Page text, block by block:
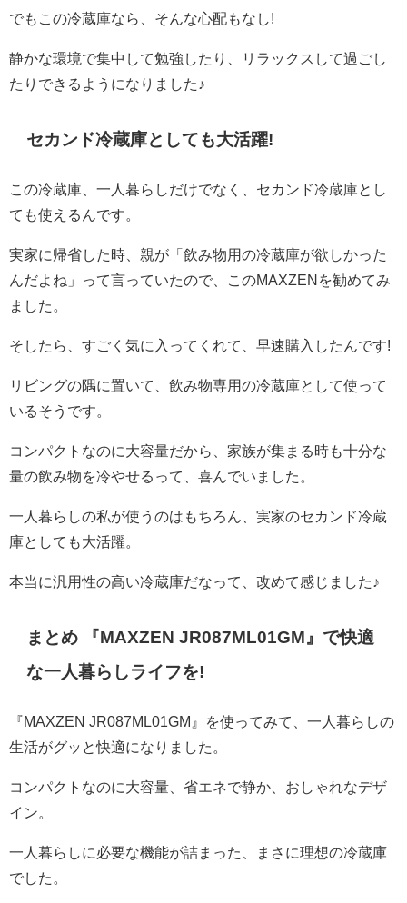
でもこの冷蔵庫なら、そんな心配もなし!
静かな環境で集中して勉強したり、リラックスして過ごし
たりできるようになりました♪
セカンド冷蔵庫としても大活躍!
この冷蔵庫、一人暮らしだけでなく、セカンド冷蔵庫とし
ても使えるんです。
実家に帰省した時、親が「飲み物用の冷蔵庫が欲しかった
んだよね」って言っていたので、このMAXZENを勧めてみ
ました。
そしたら、すごく気に入ってくれて、早速購入したんです!
リビングの隅に置いて、飲み物専用の冷蔵庫として使って
いるそうです。
コンパクトなのに大容量だから、家族が集まる時も十分な
量の飲み物を冷やせるって、喜んでいました。
一人暮らしの私が使うのはもちろん、実家のセカンド冷蔵
庫としても大活躍。
本当に汎用性の高い冷蔵庫だなって、改めて感じました♪
まとめ 『MAXZEN JR087ML01GM』で快適
な一人暮らしライフを!
『MAXZEN JR087ML01GM』を使ってみて、一人暮らしの
生活がグッと快適になりました。
コンパクトなのに大容量、省エネで静か、おしゃれなデザ
イン。
一人暮らしに必要な機能が詰まった、まさに理想の冷蔵庫
でした。